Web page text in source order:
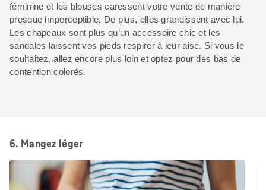
féminine et les blouses caressent votre vente de manière
presque imperceptible. De plus, elles grandissent avec lui.
Les chapeaux sont plus qu’un accessoire chic et les
sandales laissent vos pieds respirer à leur aise. Si vous le
souhaitez, allez encore plus loin et optez pour des bas de
contention colorés.
6. Mangez léger